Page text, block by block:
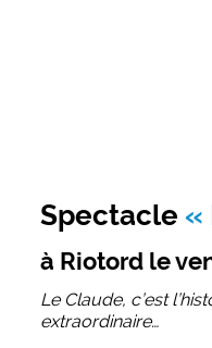
Spectacle «
à Riotord le
Le Claude, c’est
extraordinaire…